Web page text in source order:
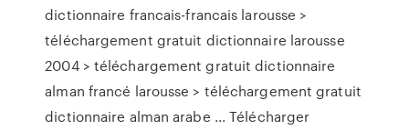
dictionnaire francais-francais larousse >
téléchargement gratuit dictionnaire larousse
2004 > téléchargement gratuit dictionnaire
alman francé larousse > téléchargement gratuit
dictionnaire alman arabe ... Télécharger